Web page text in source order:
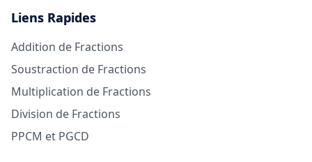
Liens Rapides
Addition de Fractions
Soustraction de Fractions
Multiplication de Fractions
Division de Fractions
PPCM et PGCD